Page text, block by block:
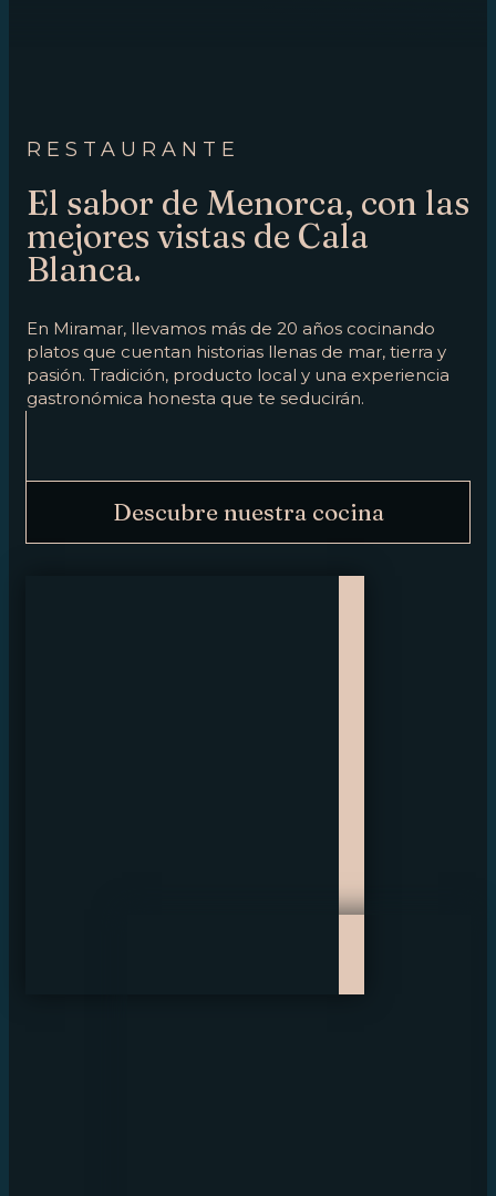
RESTAURANTE
El sabor de Menorca, con las
mejores vistas de Cala
Blanca.
En Miramar, llevamos más de 20 años cocinando
platos que cuentan historias llenas de mar, tierra y
pasión. Tradición, producto local y una experiencia
gastronómica honesta que te seducirán.
Descubre nuestra cocina